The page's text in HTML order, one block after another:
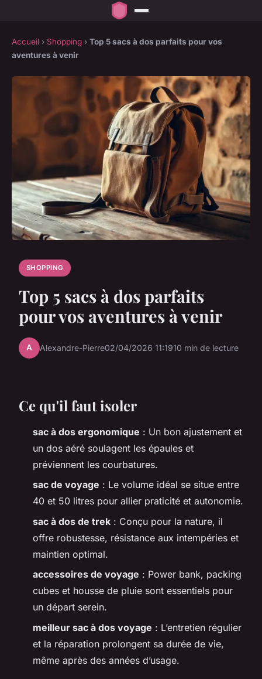
Accueil › Shopping › Top 5 sacs à dos parfaits pour vos
aventures à venir
SHOPPING
Top 5 sacs à dos parfaits
pour vos aventures à venir
A Alexandre-Pierre02/04/2026 11:1910 min de lecture
Ce qu'il faut isoler
sac à dos ergonomique : Un bon ajustement et
un dos aéré soulagent les épaules et
préviennent les courbatures.
sac de voyage : Le volume idéal se situe entre
40 et 50 litres pour allier praticité et autonomie.
sac à dos de trek : Conçu pour la nature, il
offre robustesse, résistance aux intempéries et
maintien optimal.
accessoires de voyage : Power bank, packing
cubes et housse de pluie sont essentiels pour
un départ serein.
meilleur sac à dos voyage : L’entretien régulier
et la réparation prolongent sa durée de vie,
même après des années d’usage.